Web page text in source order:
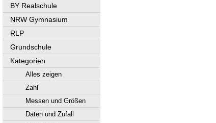
BY Realschule
NRW Gymnasium
RLP
Grundschule
Kategorien
Alles zeigen
Zahl
Messen und Größen
Daten und Zufall